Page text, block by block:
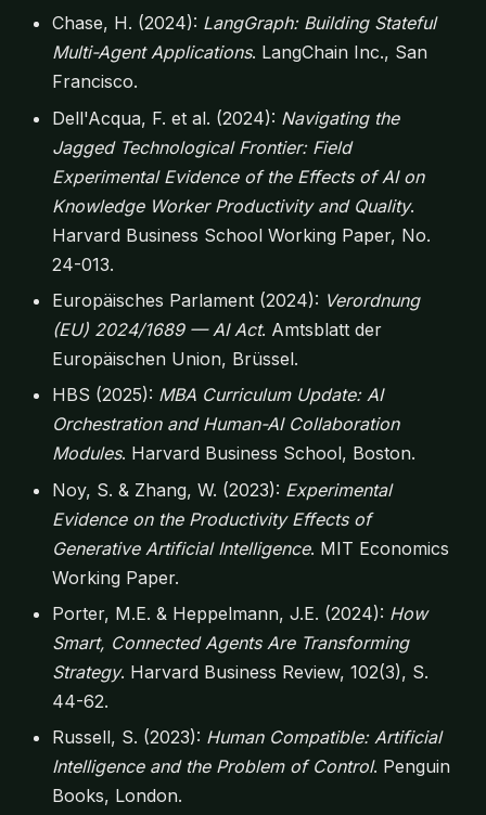
Chase, H. (2024): LangGraph: Building Stateful
Multi-Agent Applications. LangChain Inc., San
Francisco.
Dell'Acqua, F. et al. (2024): Navigating the
Jagged Technological Frontier: Field
Experimental Evidence of the Effects of AI on
Knowledge Worker Productivity and Quality.
Harvard Business School Working Paper, No.
24-013.
Europäisches Parlament (2024): Verordnung
(EU) 2024/1689 — AI Act. Amtsblatt der
Europäischen Union, Brüssel.
HBS (2025): MBA Curriculum Update: AI
Orchestration and Human-AI Collaboration
Modules. Harvard Business School, Boston.
Noy, S. & Zhang, W. (2023): Experimental
Evidence on the Productivity Effects of
Generative Artificial Intelligence. MIT Economics
Working Paper.
Porter, M.E. & Heppelmann, J.E. (2024): How
Smart, Connected Agents Are Transforming
Strategy. Harvard Business Review, 102(3), S.
44-62.
Russell, S. (2023): Human Compatible: Artificial
Intelligence and the Problem of Control. Penguin
Books, London.